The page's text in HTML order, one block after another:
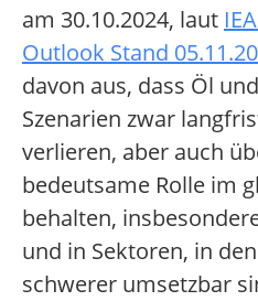
am 30.10.2024, laut
Outlook Stand
davon aus, dass Öl
Szenarien zwar
verlieren, aber auch
bedeutsame Rolle im
behalten,
und in Sektoren, in
schwerer umsetzbar